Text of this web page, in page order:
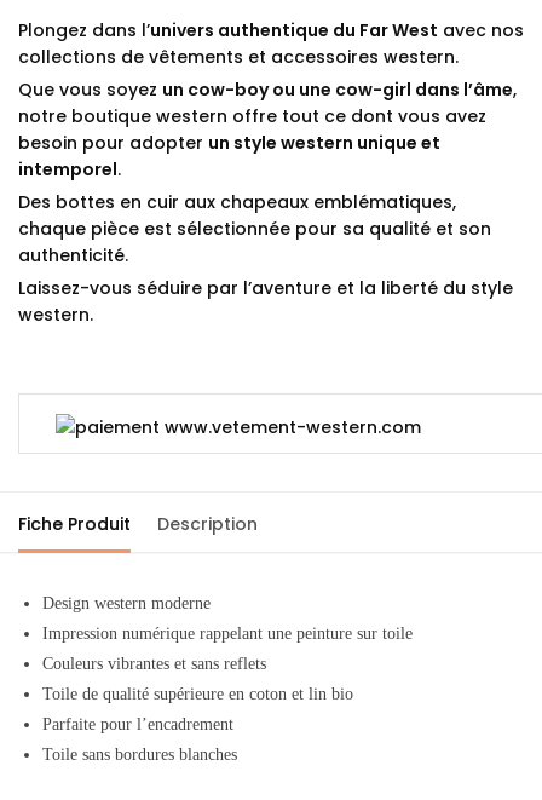
Plongez dans l’univers authentique du Far West avec nos
collections de vêtements et accessoires western.
Que vous soyez un cow-boy ou une cow-girl dans l’âme,
notre boutique western offre tout ce dont vous avez
besoin pour adopter un style western unique et
intemporel.
Des bottes en cuir aux chapeaux emblématiques,
chaque pièce est sélectionnée pour sa qualité et son
authenticité.
Laissez-vous séduire par l’aventure et la liberté du style
western.
Fiche Produit Description
Design western moderne
Impression numérique rappelant une peinture sur toile
Couleurs vibrantes et sans reflets
Toile de qualité supérieure en coton et lin bio
Parfaite pour l’encadrement
Toile sans bordures blanches